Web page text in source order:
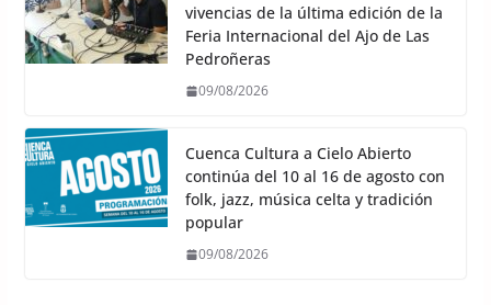
vivencias de la última edición de la
Feria Internacional del Ajo de Las
Pedroñeras
09/08/2026
Cuenca Cultura a Cielo Abierto
continúa del 10 al 16 de agosto con
folk, jazz, música celta y tradición
popular
09/08/2026